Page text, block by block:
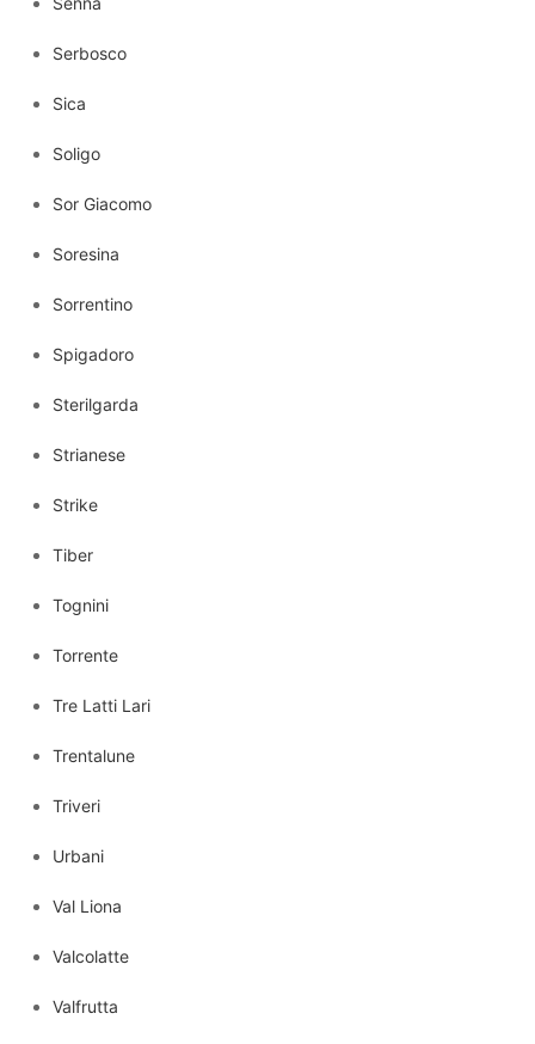
Serbosco
Sica
Soligo
Sor Giacomo
Soresina
Sorrentino
Spigadoro
Sterilgarda
Strianese
Strike
Tiber
Tognini
Torrente
Tre Latti Lari
Trentalune
Triveri
Urbani
Val Liona
Valcolatte
Valfrutta